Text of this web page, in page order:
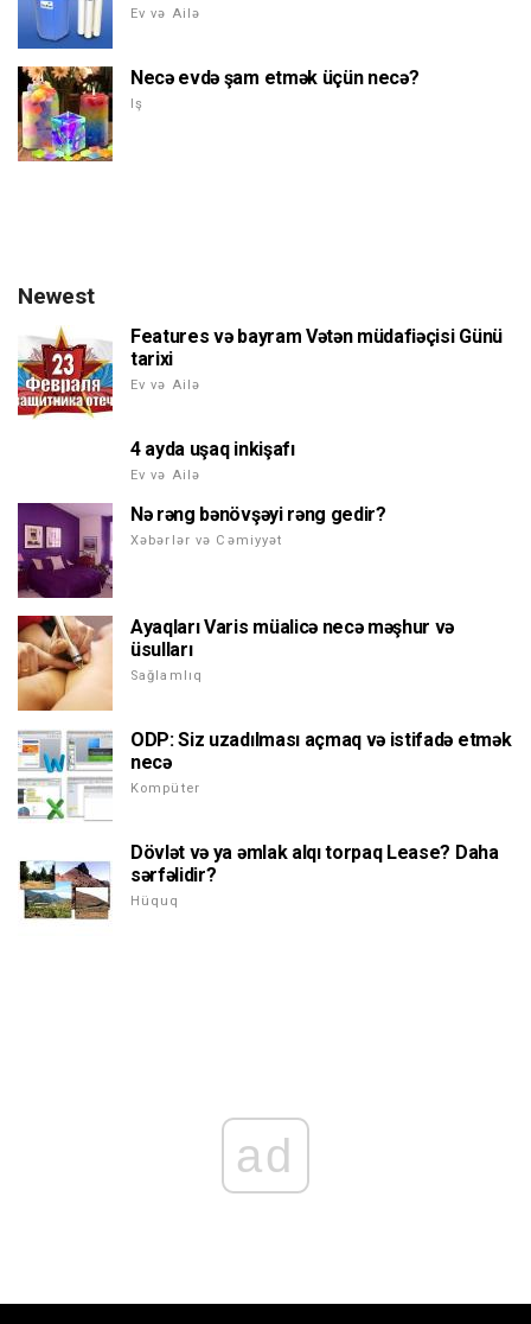
Ev və Ailə
Necə evdə şam etmək üçün necə?
Iş
Newest
Features və bayram Vətən müdafiəçisi Günü
tarixi
Ev və Ailə
4 ayda uşaq inkişafı
Ev və Ailə
Nə rəng bənövşəyi rəng gedir?
Xəbərlər və Cəmiyyət
Ayaqları Varis müalicə necə məşhur və
üsulları
Sağlamlıq
ODP: Siz uzadılması açmaq və istifadə etmək
necə
Kompüter
Dövlət və ya əmlak alqı torpaq Lease? Daha
sərfəlidir?
Hüquq
ad